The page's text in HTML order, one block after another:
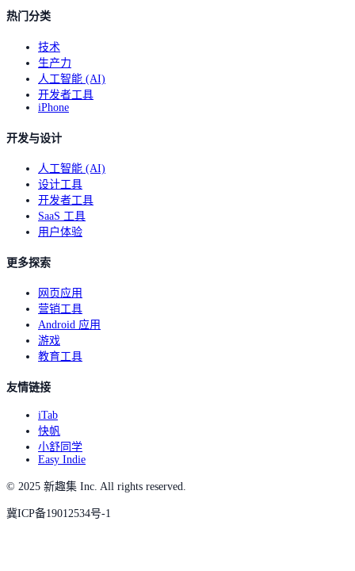
热门分类
技术
生产力
人工智能 (AI)
开发者工具
iPhone
开发与设计
人工智能 (AI)
设计工具
开发者工具
SaaS 工具
用户体验
更多探索
网页应用
营销工具
Android 应用
游戏
教育工具
友情链接
iTab
快帆
小舒同学
Easy Indie
© 2025 新趣集 Inc. All rights reserved.
冀ICP备19012534号-1